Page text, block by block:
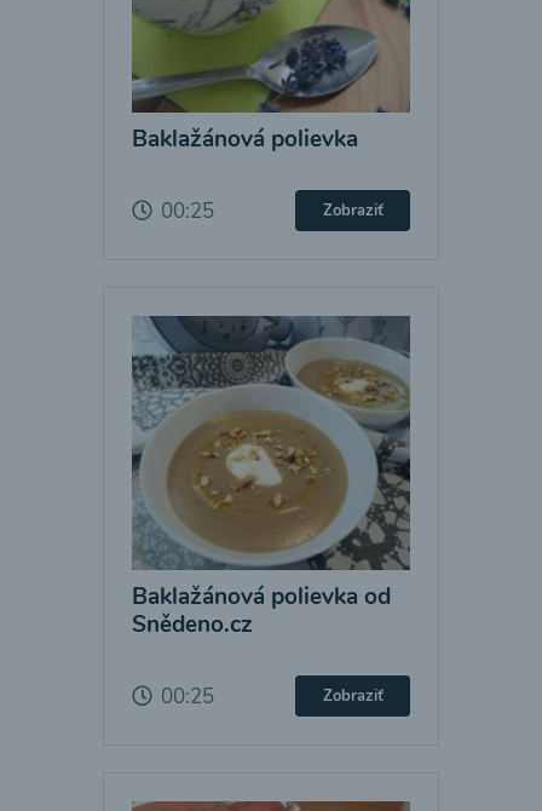
Baklažánová polievka
00:25 Zobraziť
Baklažánová polievka od
Snědeno.cz
00:25 Zobraziť